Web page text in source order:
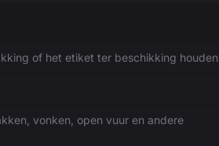
of het etiket ter beschikking
vonken, open vuur en andere